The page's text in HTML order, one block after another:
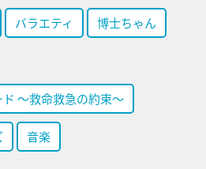
バラエティ 博士ちゃん
～救命救急の約束～
音楽